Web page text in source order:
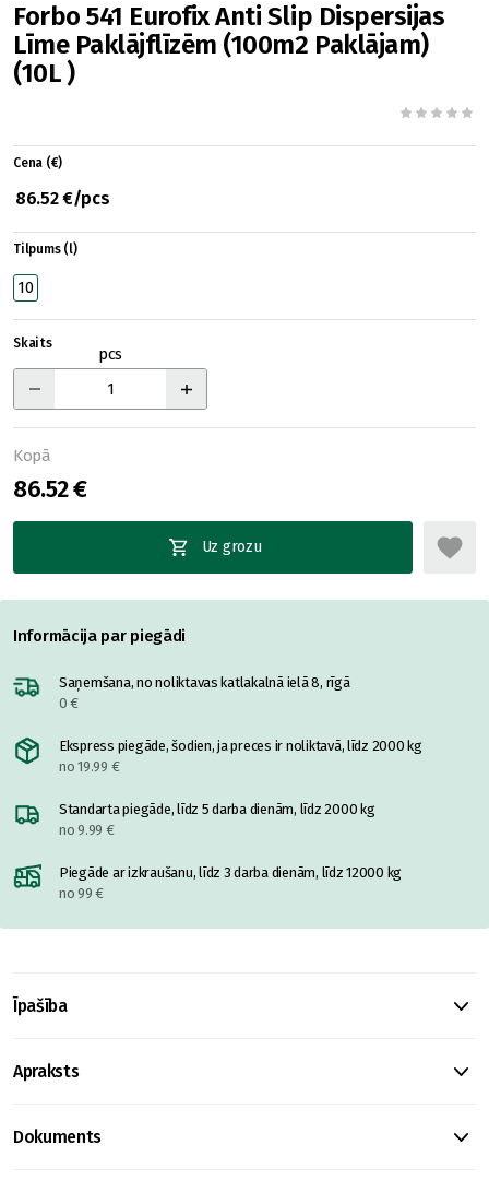
Forbo 541 Eurofix Anti Slip Dispersijas
Līme Paklājflīzēm (100m2 Paklājam)
(10L )
Cena (€)
86.52 €/pcs
Tilpums (l)
10
Skaits
pcs
Kopā
86.52 €
Uz grozu
Informācija par piegādi
Saņemšana, no noliktavas katlakalnā ielā 8, rīgā
0 €
Ekspress piegāde, šodien, ja preces ir noliktavā, līdz 2000 kg
no 19.99 €
Standarta piegāde, līdz 5 darba dienām, līdz 2000 kg
no 9.99 €
Piegāde ar izkraušanu, līdz 3 darba dienām, līdz 12000 kg
no 99 €
Īpašība
Apraksts
Dokuments